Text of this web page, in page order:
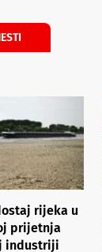
rijeka u
prijetnja
industriji